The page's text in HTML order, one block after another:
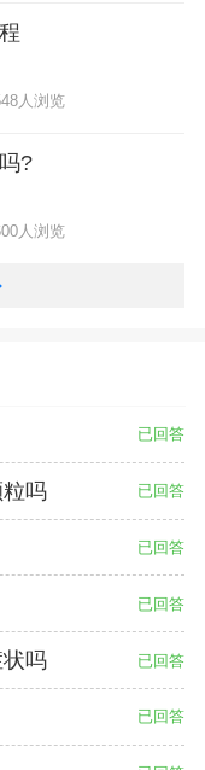
人浏览
?
人浏览
已回答
吗 已回答
已回答
已回答
吗 已回答
已回答